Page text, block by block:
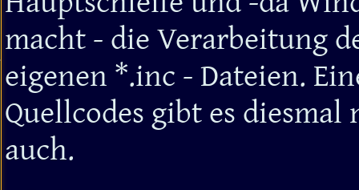
macht - die Verarbeitung
eigenen *.inc - Dateien.
Quellcodes gibt es
auch.